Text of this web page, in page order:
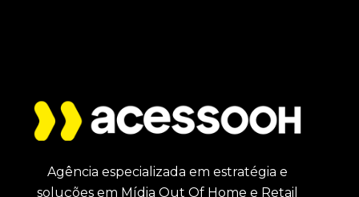
Agência especializada em estratégia e
soluções em Mídia Out Of Home e Retail